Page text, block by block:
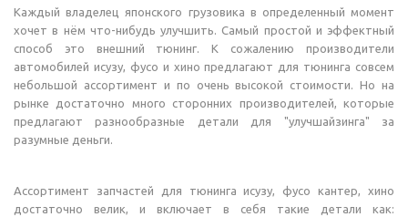
Каждый владелец японского грузовика в определенный момент
хочет в нём что-нибудь улучшить. Самый простой и эффектный
способ это внешний тюнинг. К сожалению производители
автомобилей исузу, фусо и хино предлагают для тюнинга совсем
небольшой ассортимент и по очень высокой стоимости. Но на
рынке достаточно много сторонних производителей, которые
предлагают разнообразные детали для "улучшайзинга" за
разумные деньги.
Ассортимент запчастей для тюнинга исузу, фусо кантер, хино
достаточно велик, и включает в себя такие детали как: